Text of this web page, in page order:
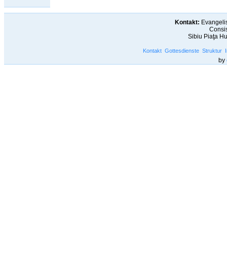
Kontakt:
Sibiu Piaţa
Kontakt Gottesdienste Struktur
by